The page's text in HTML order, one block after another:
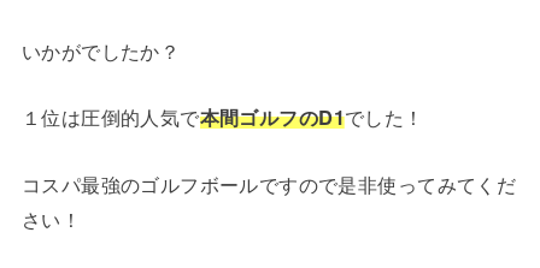
いかがでしたか？
１位は圧倒的人気で本間ゴルフのD1でした！
コスパ最強のゴルフボールですので是非使ってみてくだ
さい！